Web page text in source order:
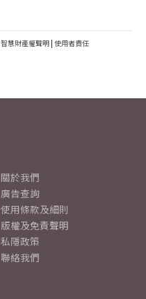
智慧財產權聲明 | 使用者責任
關於我們
廣告查詢
使用條款及細則
版權及免責聲明
私隱政策
聯絡我們